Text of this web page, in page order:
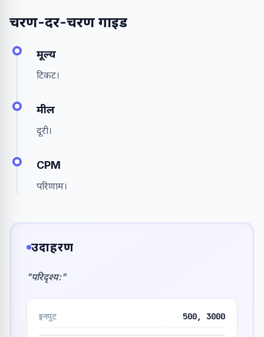
चरण-दर-चरण गाइड
मूल्य
टिकट।
मील
दूरी।
CPM
परिणाम।
उदाहरण
"परिदृश्य:"
इनपुट 500, 3000